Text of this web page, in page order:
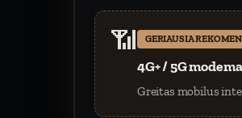
📶 GERIAUSIA
4G+ / 5G
Greitas mobilus